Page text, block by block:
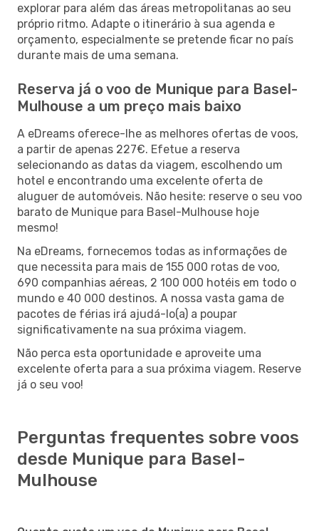
explorar para além das áreas metropolitanas ao seu
próprio ritmo. Adapte o itinerário à sua agenda e
orçamento, especialmente se pretende ficar no país
durante mais de uma semana.
Reserva já o voo de Munique para Basel-
Mulhouse a um preço mais baixo
A eDreams oferece-lhe as melhores ofertas de voos,
a partir de apenas 227€. Efetue a reserva
selecionando as datas da viagem, escolhendo um
hotel e encontrando uma excelente oferta de
aluguer de automóveis. Não hesite: reserve o seu voo
barato de Munique para Basel-Mulhouse hoje
mesmo!
Na eDreams, fornecemos todas as informações de
que necessita para mais de 155 000 rotas de voo,
690 companhias aéreas, 2 100 000 hotéis em todo o
mundo e 40 000 destinos. A nossa vasta gama de
pacotes de férias irá ajudá-lo(a) a poupar
significativamente na sua próxima viagem.
Não perca esta oportunidade e aproveite uma
excelente oferta para a sua próxima viagem. Reserve
já o seu voo!
Perguntas frequentes sobre voos
desde Munique para Basel-
Mulhouse